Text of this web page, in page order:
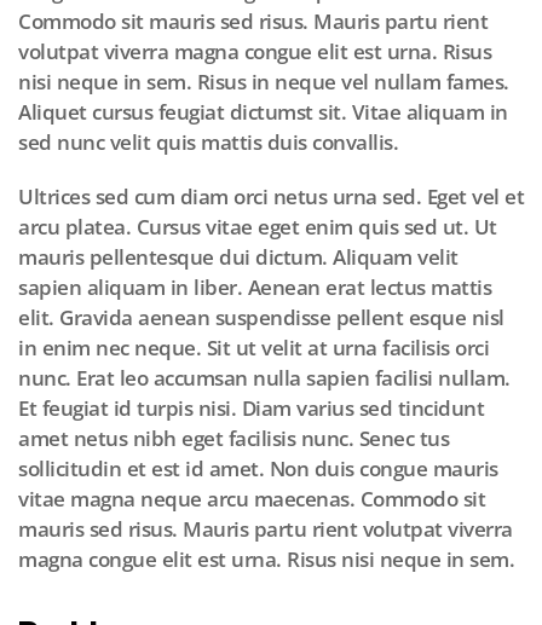
Commodo sit mauris sed risus. Mauris partu rient
volutpat viverra magna congue elit est urna. Risus
nisi neque in sem. Risus in neque vel nullam fames.
Aliquet cursus feugiat dictumst sit. Vitae aliquam in
sed nunc velit quis mattis duis convallis.
Ultrices sed cum diam orci netus urna sed. Eget vel et
arcu platea. Cursus vitae eget enim quis sed ut. Ut
mauris pellentesque dui dictum. Aliquam velit
sapien aliquam in liber. Aenean erat lectus mattis
elit. Gravida aenean suspendisse pellent esque nisl
in enim nec neque. Sit ut velit at urna facilisis orci
nunc. Erat leo accumsan nulla sapien facilisi nullam.
Et feugiat id turpis nisi. Diam varius sed tincidunt
amet netus nibh eget facilisis nunc. Senec tus
sollicitudin et est id amet. Non duis congue mauris
vitae magna neque arcu maecenas. Commodo sit
mauris sed risus. Mauris partu rient volutpat viverra
magna congue elit est urna. Risus nisi neque in sem.